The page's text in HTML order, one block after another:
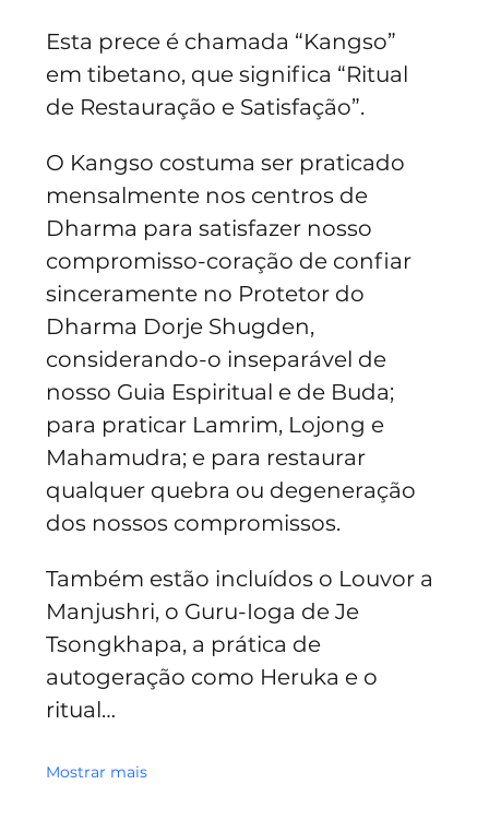
Esta prece é chamada “Kangso”
em tibetano, que significa “Ritual
de Restauração e Satisfação”.
O Kangso costuma ser praticado
mensalmente nos centros de
Dharma para satisfazer nosso
compromisso-coração de confiar
sinceramente no Protetor do
Dharma Dorje Shugden,
considerando-o inseparável de
nosso Guia Espiritual e de Buda;
para praticar Lamrim, Lojong e
Mahamudra; e para restaurar
qualquer quebra ou degeneração
dos nossos compromissos.
Também estão incluídos o Louvor a
Manjushri, o Guru-Ioga de Je
Tsongkhapa, a prática de
autogeração como Heruka e o
ritual…
Mostrar mais